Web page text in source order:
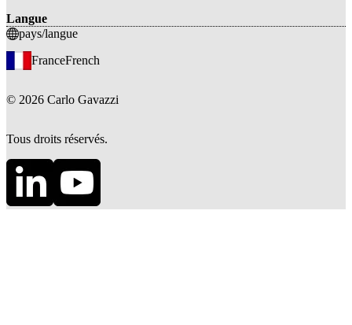
Langue
pays/langue
FranceFrench
© 2026 Carlo Gavazzi
Tous droits réservés.